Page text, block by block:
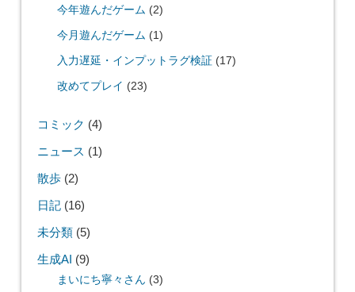
今年遊んだゲーム (2)
今月遊んだゲーム (1)
入力遅延・インプットラグ検証 (17)
改めてプレイ (23)
コミック (4)
ニュース (1)
散歩(2)
日記(16)
未分類(5)
生成AI (9)
まいにち寧々さん (3)